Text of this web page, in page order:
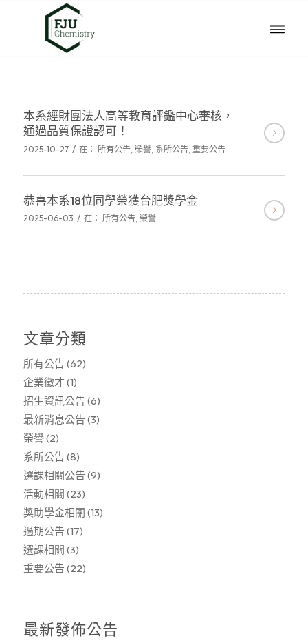
本系經財團法人高等教育評鑑中心審核，
通過品質保證認可！
2025-10-27 / 在： 所有公告, 榮譽, 系所公告, 重要公告
恭喜本系18位同學榮獲台肥獎學金
2025-06-03 / 在： 所有公告, 榮譽
文章分類
所有公告 (62)
企業徵才 (1)
招生資訊公告 (6)
最新消息公告 (3)
榮譽(2)
系所公告 (8)
選課相關公告 (9)
活動相關 (23)
獎助學金相關 (13)
過期公告 (17)
選課相關 (3)
重要公告 (22)
最新發佈公告